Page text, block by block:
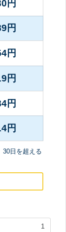
円
円
円
円
円
円
30日を超える